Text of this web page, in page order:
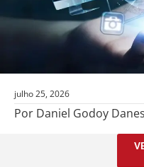
julho 25, 2026
Por Daniel Godoy